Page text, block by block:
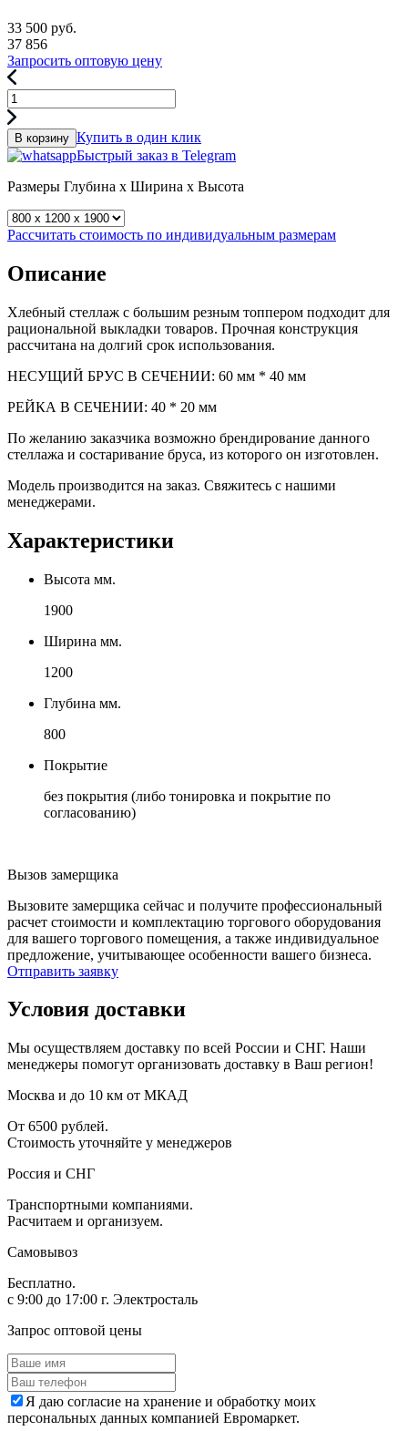
33 500 руб.
37 856
Запросить оптовую цену
В корзину Купить в один клик
Быстрый заказ в Telegram
Размеры Глубина x Ширина x Высота
Рассчитать стоимость по индивидуальным размерам
Описание
Хлебный стеллаж с большим резным топпером подходит для
рациональной выкладки товаров. Прочная конструкция
рассчитана на долгий срок использования.
НЕСУЩИЙ БРУС В СЕЧЕНИИ: 60 мм * 40 мм
РЕЙКА В СЕЧЕНИИ: 40 * 20 мм
По желанию заказчика возможно брендирование данного
стеллажа и состаривание бруса, из которого он изготовлен.
Модель производится на заказ. Свяжитесь с нашими
менеджерами.
Характеристики
Высота мм.
1900
Ширина мм.
1200
Глубина мм.
800
Покрытие
без покрытия (либо тонировка и покрытие по
согласованию)
Вызов замерщика
Вызовите замерщика сейчас и получите профессиональный
расчет стоимости и комплектацию торгового оборудования
для вашего торгового помещения, а также индивидуальное
предложение, учитывающее особенности вашего бизнеса.
Отправить заявку
Условия доставки
Мы осуществляем доставку по всей России и СНГ. Наши
менеджеры помогут организовать доставку в Ваш регион!
Москва и до 10 км от МКАД
От 6500 рублей.
Стоимость уточняйте у менеджеров
Россия и СНГ
Транспортными компаниями.
Расчитаем и организуем.
Самовывоз
Бесплатно.
с 9:00 до 17:00 г. Электросталь
Запрос оптовой цены
Я даю согласие на хранение и обработку моих
персональных данных компанией Евромаркет.